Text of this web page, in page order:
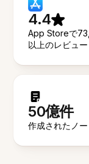
4.4
App Storeで
以上のレビュー
50億件
作成されたノ